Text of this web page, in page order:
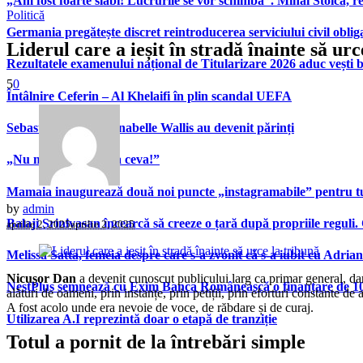
Germania pregătește discret reintroducerea serviciului civil
Rezultatele examenului național de Titularizare 2026 aduc vești
Întâlnire Ceferin – Al Khelaifi în plin scandal UEFA
Sebastian Stan și Annabelle Wallis au devenit părinți
„Nu mă întrebați așa ceva!”
Mamaia inaugurează două noi puncte „instagramabile” pentru
Balaji Srinivasan încearcă să creeze o țară după propriile
Melissa Satta, femeia despre care s-a zvonit că s-a iubit cu
NestPlus semnează cu Exim Banca Românească o finanțare
Utilizarea A.I reprezintă doar o etapă de tranziție
Politică
Liderul care a ieșit în stradă înainte să
50
by admin
aprilie 2, 2025aprilie 2, 2025
Nicușor Dan a devenit cunoscut publicului larg ca primar general,
alături de oameni, prin instanțe, prin petiții, prin eforturi constante
A fost acolo unde era nevoie de voce, de răbdare și de curaj.
Totul a pornit de la întrebări simple